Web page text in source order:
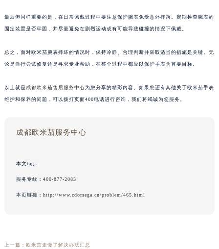
最后但同样重要的是，在日常佩戴过程中要注意保护腕表免受意外摔落。定期检查腕表的
固定装置是否牢固，并尽量避免在剧烈运动或有可能导致碰撞的情况下佩戴。
总之，面对欧米茄腕表摔坏的情况时，保持冷静、合理判断并采取适当的措施是关键。无
论是自行尝试修复还是寻求专业帮助，在整个过程中都应以保护手表为首要目标。
以上就是 成都欧米茄售后服务中心为您分享的精彩内容。如果您还有其他关于欧米茄手表
维护和保养的问题，可以拨打页面400电话进行咨询，我们将竭诚为您服务。
成都欧米茄服务中心
本文tag：
服务专线： 400-877-2083
本页链接： http://www.cdomega.cn/problem/465.html
上一篇： 欧米茄走慢了解决办法汇总